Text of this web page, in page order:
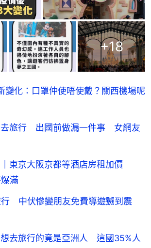
+18
變化：口罩仲使唔使戴？關西機場呢
去旅行 出國前做漏一件事 女網友
東京大阪京都等酒店房租加價
滿
行 中伏慘變朋友免費導遊嬲到震
想去旅行的竟是亞洲人 這國35%人